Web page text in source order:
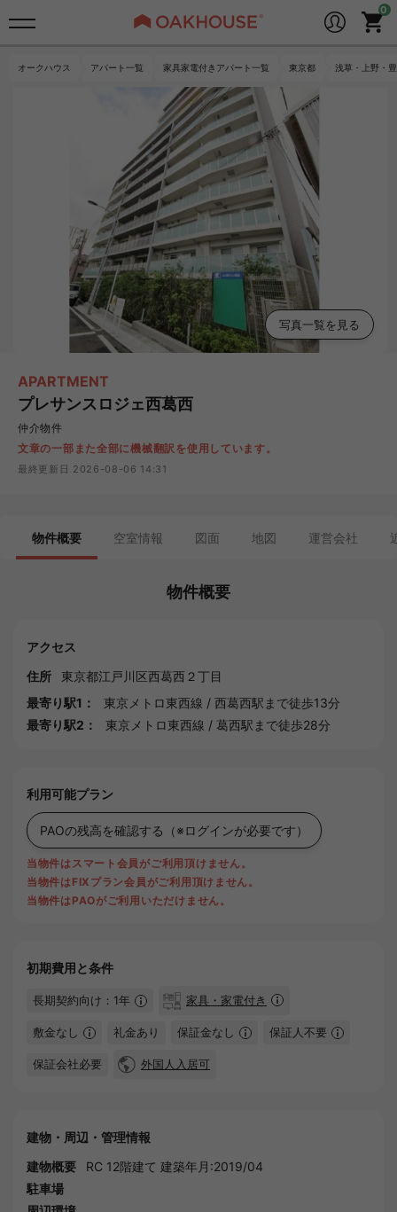
オークハウス アパート一覧 家具家電付きアパート一覧 東京都 浅草・上野・
写真一覧を見る
APARTMENT
プレサンスロジェ西葛西
仲介物件
文章の一部また全部に機械翻訳を使用しています。
最終更新日 2026-08-06 14:31
物件概要 空室情報 図面 地図 運営会社
物件概要
アクセス
住所
東京都江戸川区西葛西２丁目
最寄り駅1：
東京メトロ東西線 / 西葛西駅 まで徒歩13分
最寄り駅2：
東京メトロ東西線 / 葛西駅 まで徒歩28分
利用可能プラン
PAOの残高を確認する （※ログインが必要です）
当物件はスマート会員がご利用頂けません。
当物件はFIXプラン会員がご利用頂けません。
当物件はPAOがご利用いただけません。
初期費用と条件
長期契約向け：1年 家具・家電付き
敷金なし 礼金あり 保証金なし 保証人不要
保証会社必要 外国人入居可
建物・周辺・管理情報
建物概要
RC 12階建て 建築年月:2019/04
駐車場